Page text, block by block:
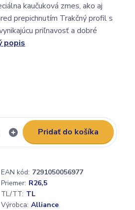
kaučuková zmes, ako aj
prepichnutím Trakčný profil s
priľnavosť a dobré
popis
Pridať do košíka
EAN kód: 7291050056977
Priemer: R26,5
TL/TT: TL
Výrobca: Alliance